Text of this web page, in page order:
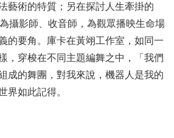
藝術的特質；另在探討人生牽掛的
攝影師、收音師，為觀眾播映生命場
的要角。庫卡在黃翊工作室，如同一
，穿梭在不同主題編舞之中，「我們
成的舞團，對我來說，機器人是我的
界如此記得。